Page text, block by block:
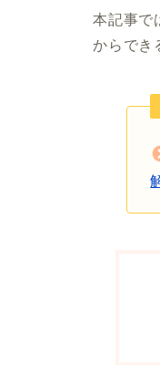
本記事で
からでき